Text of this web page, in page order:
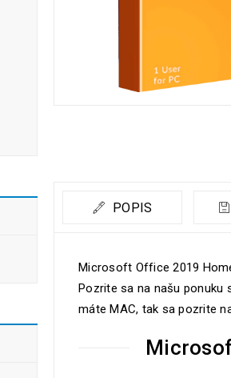
POPIS
Microsoft Office 2019
Pozrite sa na našu ponuku
máte MAC, tak sa pozrite